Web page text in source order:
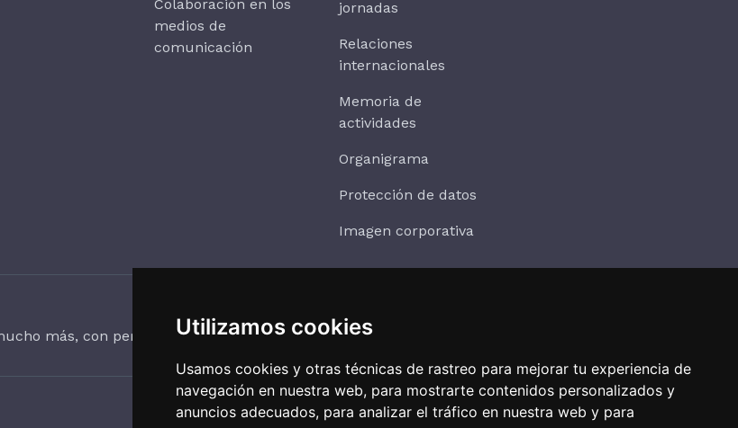
Utilizamos cookies
Usamos cookies y otras técnicas de rastreo para mejorar tu experiencia de
navegación en nuestra web, para mostrarte contenidos personalizados y
anuncios adecuados, para analizar el tráfico en nuestra web y para
Colaboración en los
medios de
comunicación
jornadas
Relaciones
internacionales
Memoria de
actividades
Organigrama
Protección de datos
Imagen corporativa
más, con periodicidad trimestral.